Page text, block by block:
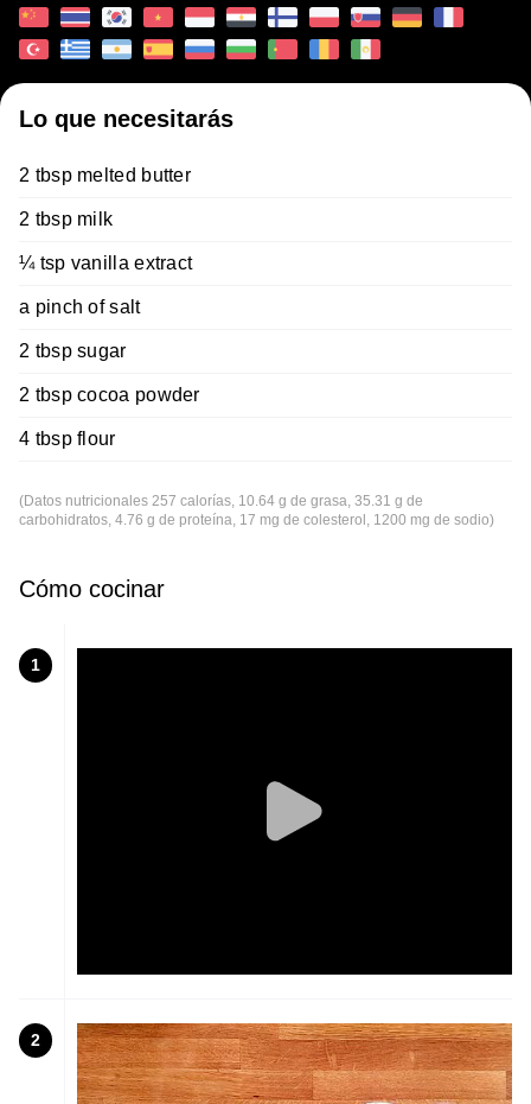
Lo que necesitarás
2 tbsp melted butter
2 tbsp milk
¼ tsp vanilla extract
a pinch of salt
2 tbsp sugar
2 tbsp cocoa powder
4 tbsp flour
(Datos nutricionales 257 calorías, 10.64 g de grasa, 35.31 g de
carbohidratos, 4.76 g de proteína, 17 mg de colesterol, 1200 mg de sodio)
Cómo cocinar
1
2